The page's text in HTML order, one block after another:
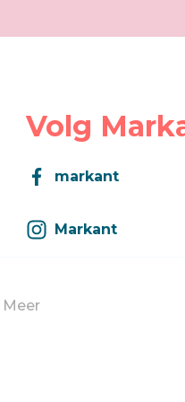
Meer
Volg
markant
Markant